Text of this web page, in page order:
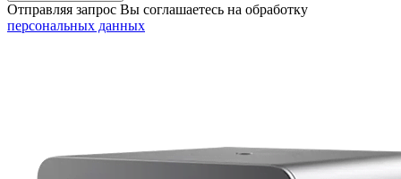
Отправляя запрос Вы соглашаетесь на обработку
персональных данных